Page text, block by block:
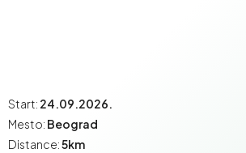
Start: 24.09.2026.
Mesto: Beograd
Distance:5km